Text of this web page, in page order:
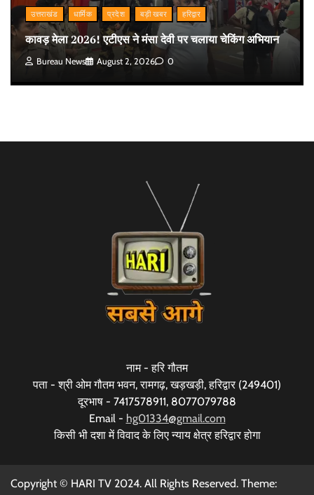
उत्तराखंड धार्मिक प्रदेश बड़ी खबर हरिद्वार
कावड़ मेला 2026! एटीएस ने मंसा देवी पर चलाया चेकिंग अभियान
Bureau News August 2, 2026 0
नाम - हरि गौतम
पता - श्री ओम गौतम भवन, रामगढ़, खड़खड़ी, हरिद्वार (249401)
दूरभाष - 7417578911, 8077079788
Email - hg01334@gmail.com
किसी भी दशा में विवाद के लिए न्याय क्षेत्र हरिद्वार होगा
Copyright © HARI TV 2024. All Rights Reserved. Theme: